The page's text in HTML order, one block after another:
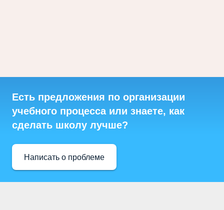
Есть предложения по организации
учебного процесса или знаете, как
сделать школу лучше?
Написать о проблеме